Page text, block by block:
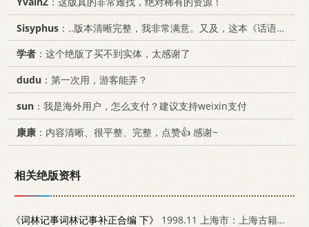
Sisyphus ：..版本清晰完整，我非常满意。又及，这本《话语的真相》...
学者 ：这个绝版了买不到实体，太感谢了
dudu ：第一次用，游客能弄？
sun ：我是海外用户，怎么支付？建议支持weixin支付
康康 ：内容清晰、很平整、完整，点赞👍 感谢~
相关绝版资料
《词林记事词林记事补正合编 下》
1998.11 上海市：上海古籍出版社 7532522377